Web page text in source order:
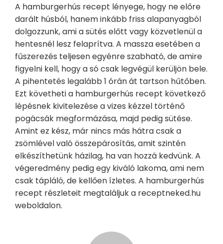
A hamburgerhús recept lényege, hogy ne előre
darált húsból, hanem inkább friss alapanyagból
dolgozzunk, ami a sütés előtt vagy közvetlenül a
hentesnél lesz felaprítva. A massza esetében a
fűszerezés teljesen egyénre szabható, de amire
figyelni kell, hogy a só csak legvégül kerüljön bele.
A pihentetés legalább 1 órán át tartson hűtőben.
Ezt követheti a hamburgerhús recept következő
lépésnek kivitelezése a vizes kézzel történő
pogácsák megformázása, majd pedig sütése.
Amint ez kész, már nincs más hátra csak a
zsömlével való összepárosítás, amit szintén
elkészíthetünk házilag, ha van hozzá kedvünk. A
végeredmény pedig egy kiváló lakoma, ami nem
csak tápláló, de kellően ízletes. A hamburgerhús
recept részleteit megtaláljuk a receptneked.hu
weboldalon.